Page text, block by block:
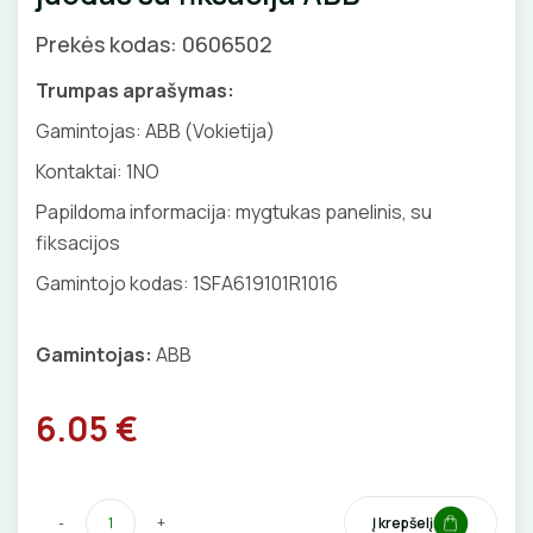
Šviestuvų priedai
ANTGALIAI
KABELIAI, LAIDAI
ILGIKLIAI/ KIŠTUKAI
TVIRTINIMO DETALĖS
Priedai
APSAUGA NUO VIRŠĮTAMPIŲ
VARIKLIO JUNGIKLIAI
MYGTUKAI
Prekės kodas: 0606502
Trumpas aprašymas:
Gamintojas: ABB (Vokietija)
Kontaktai: 1NO
Papildoma informacija: mygtukas panelinis, su
fiksacijos
Gamintojo kodas: 1SFA619101R1016
Gamintojas: ABB
6.05 €
- + Į krepšelį